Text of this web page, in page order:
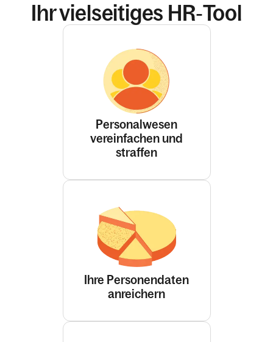
Ihr vielseitiges HR‑Tool
Personalwesen
vereinfachen und
straffen
Ihre Personendaten
anreichern